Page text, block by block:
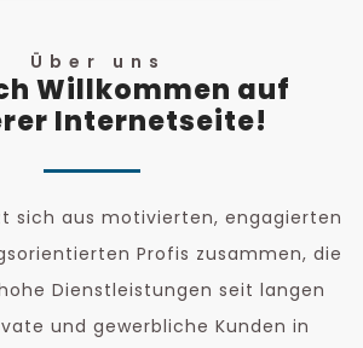
Über uns
Willkommen auf
Internetseite!
sich aus motivierten, engagierten
Profis zusammen, die
Dienstleistungen seit langen
und gewerbliche Kunden in